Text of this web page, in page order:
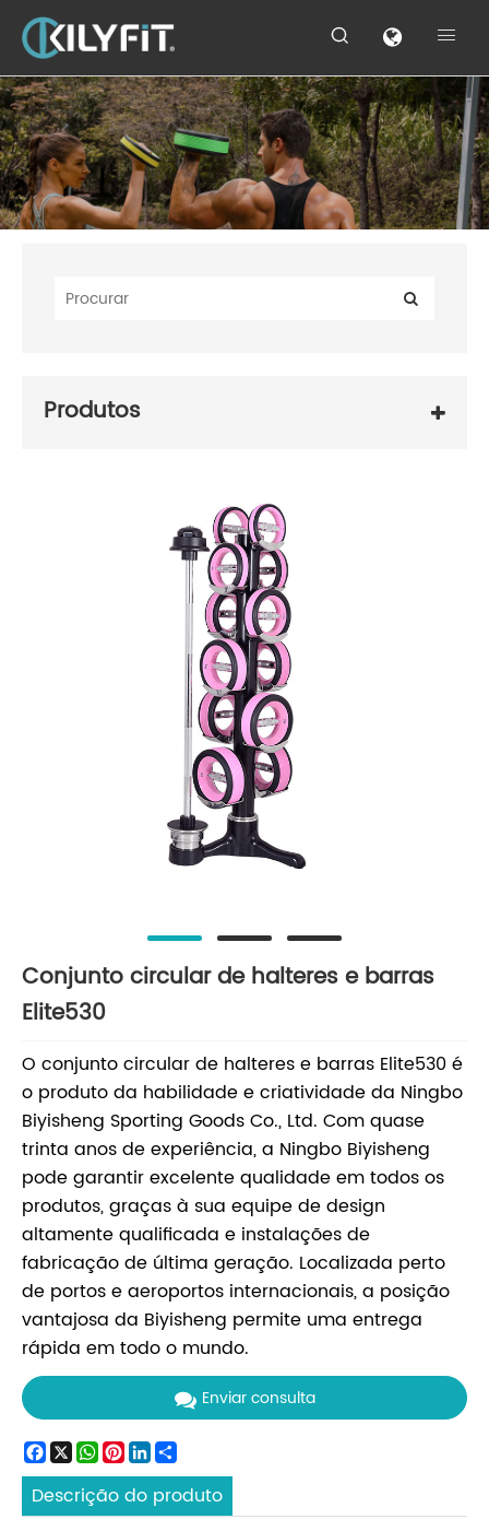
 
Produtos
Conjunto circular de halteres e barras
Elite530
O conjunto circular de halteres e barras Elite530 é
o produto da habilidade e criatividade da Ningbo
Biyisheng Sporting Goods Co., Ltd. Com quase
trinta anos de experiência, a Ningbo Biyisheng
pode garantir excelente qualidade em todos os
produtos, graças à sua equipe de design
altamente qualificada e instalações de
fabricação de última geração. Localizada perto
de portos e aeroportos internacionais, a posição
vantajosa da Biyisheng permite uma entrega
rápida em todo o mundo.
Enviar consulta
Facebook
X WhatsApp
Pinterest
LinkedIn
Descrição do produto